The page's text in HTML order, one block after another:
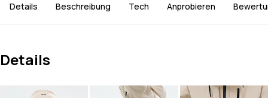
Details Beschreibung Tech Anprobieren
Details